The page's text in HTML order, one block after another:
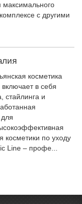
с другими
косметика
в себя
стайлинга и
косметики по уходу
Line – профе...